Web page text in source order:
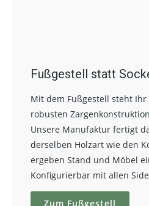
Fußgestell statt
Mit dem Fußgestell steht
robusten
Unsere Manufaktur fertigt
derselben Holzart wie den
ergeben Stand und Möbel
Konfigurierbar mit allen
Zum Fußgestell